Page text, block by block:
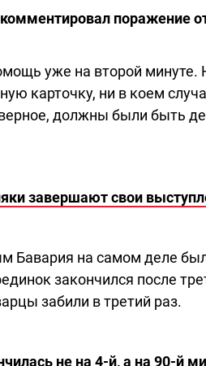
поражение
уже на второй минуте.
карточку, ни в коем
должны были быть
завершают свои
Бавария на самом деле
закончился после
забили в третий раз.
не на 4-й, а на 90-й